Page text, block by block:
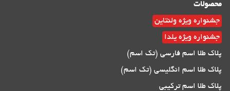
محصولات
جشنواره ویژه ولنتاین
جشنواره ویژه یلدا
پلاک طلا اسم فارسی (تک اسم)
پلاک طلا اسم انگلیسی (تک اسم)
پلاک طلا اسم ترکیبی